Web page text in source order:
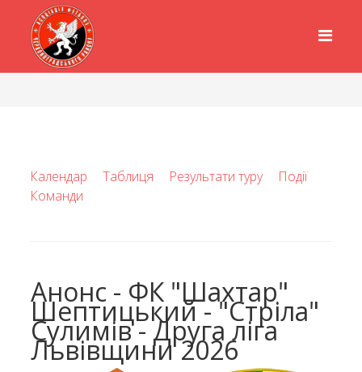
Календар Таблиця Результати туру
Події
Команди
Анонс - ФК "Шахтар"
Шептицький - "Стріла"
Сулимів - Друга ліга
Львівщини 2026